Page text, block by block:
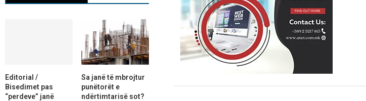
Editorial /
Bisedimet pas
“perdeve” janë
Sa janë të mbrojtur
punëtorët e
ndërtimtarisë sot?